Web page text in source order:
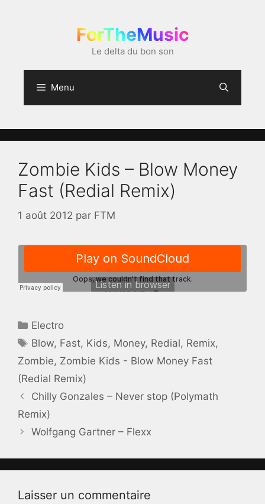
ForTheMusic
Le delta du bon son
Menu
Zombie Kids – Blow Money
Fast (Redial Remix)
1 août 2012 par FTM
Catégories
Electro
Étiquettes
Blow, Fast, Kids, Money, Redial, Remix,
Zombie, Zombie Kids - Blow Money Fast
(Redial Remix)
Chilly Gonzales – Never stop (Polymath
Remix)
Wolfgang Gartner – Flexx
Laisser un commentaire